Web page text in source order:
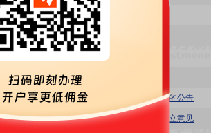
年股票期权激励计划第五期自主行权名单
期权激励计划部分股票期权的公告
半年度募集资金存放与使用专项报告
联资金往来情况汇总表
调整公司2018年股票期权激励计划行权价格的公告
董事对2018股权激励计划行权价格调整的独立意见